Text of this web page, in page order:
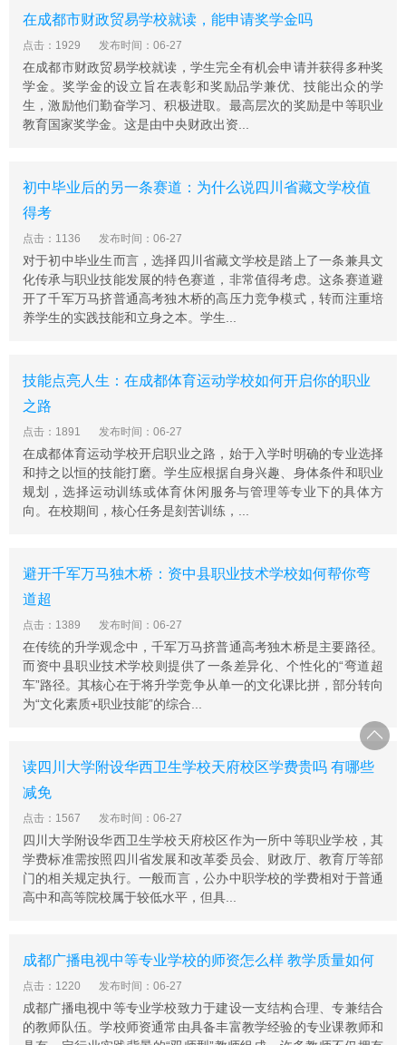
在成都市财政贸易学校就读，能申请奖学金吗
点击：1929 发布时间：06-27
在成都市财政贸易学校就读，学生完全有机会申请并获得多种奖
学金。奖学金的设立旨在表彰和奖励品学兼优、技能出众的学
生，激励他们勤奋学习、积极进取。最高层次的奖励是中等职业
教育国家奖学金。这是由中央财政出资...
初中毕业后的另一条赛道：为什么说四川省藏文学校值
得考
点击：1136 发布时间：06-27
对于初中毕业生而言，选择四川省藏文学校是踏上了一条兼具文
化传承与职业技能发展的特色赛道，非常值得考虑。这条赛道避
开了千军万马挤普通高考独木桥的高压力竞争模式，转而注重培
养学生的实践技能和立身之本。学生...
技能点亮人生：在成都体育运动学校如何开启你的职业
之路
点击：1891 发布时间：06-27
在成都体育运动学校开启职业之路，始于入学时明确的专业选择
和持之以恒的技能打磨。学生应根据自身兴趣、身体条件和职业
规划，选择运动训练或体育休闲服务与管理等专业下的具体方
向。在校期间，核心任务是刻苦训练，...
避开千军万马独木桥：资中县职业技术学校如何帮你弯
道超
点击：1389 发布时间：06-27
在传统的升学观念中，千军万马挤普通高考独木桥是主要路径。
而资中县职业技术学校则提供了一条差异化、个性化的“弯道超
车”路径。其核心在于将升学竞争从单一的文化课比拼，部分转向
为“文化素质+职业技能”的综合...
读四川大学附设华西卫生学校天府校区学费贵吗 有哪些
减免
点击：1567 发布时间：06-27
四川大学附设华西卫生学校天府校区作为一所中等职业学校，其
学费标准需按照四川省发展和改革委员会、财政厅、教育厅等部
门的相关规定执行。一般而言，公办中职学校的学费相对于普通
高中和高等院校属于较低水平，但具...
成都广播电视中等专业学校的师资怎么样 教学质量如何
点击：1220 发布时间：06-27
成都广播电视中等专业学校致力于建设一支结构合理、专兼结合
的教师队伍。学校师资通常由具备丰富教学经验的专业课教师和